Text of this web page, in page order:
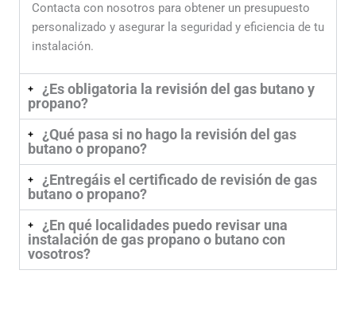
Contacta con nosotros para obtener un presupuesto
personalizado y asegurar la seguridad y eficiencia de tu
instalación.
¿Es obligatoria la revisión del gas butano y
propano?
¿Qué pasa si no hago la revisión del gas
butano o propano?
¿Entregáis el certificado de revisión de gas
butano o propano?
¿En qué localidades puedo revisar una
instalación de gas propano o butano con
vosotros?